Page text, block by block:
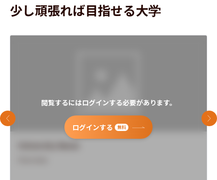
少し頑張れば目指せる大学
閲覧するにはログインする必要があります。
ログインする 無料
前のスライド 次